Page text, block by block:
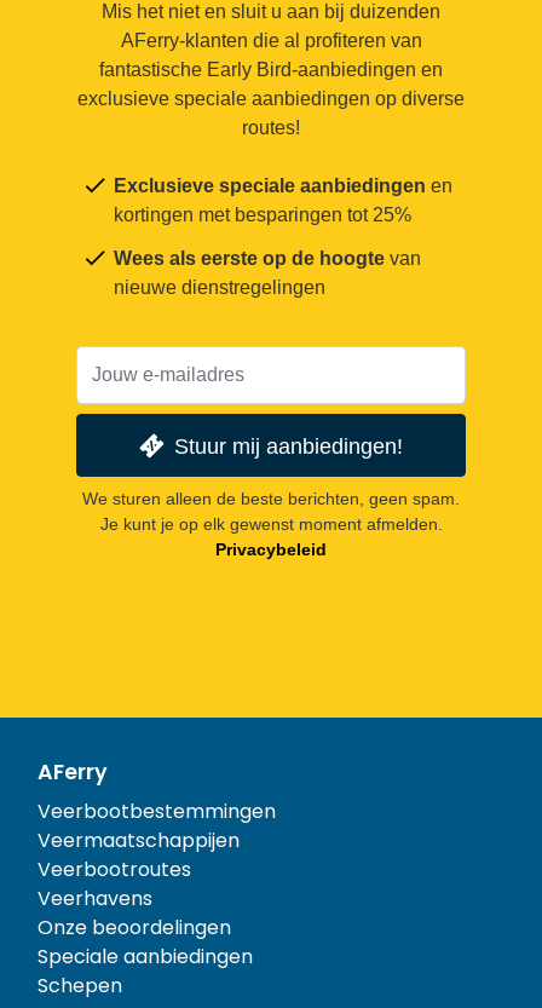
Mis het niet en sluit u aan bij duizenden
AFerry-klanten die al profiteren van
fantastische Early Bird-aanbiedingen en
exclusieve speciale aanbiedingen op diverse
routes!
Exclusieve speciale aanbiedingen en
kortingen met besparingen tot 25%
Wees als eerste op de hoogte van
nieuwe dienstregelingen
Stuur mij aanbiedingen!
We sturen alleen de beste berichten, geen spam.
Je kunt je op elk gewenst moment afmelden.
Privacybeleid
AFerry
Veerbootbestemmingen
Veermaatschappijen
Veerbootroutes
Veerhavens
Onze beoordelingen
Speciale aanbiedingen
Schepen